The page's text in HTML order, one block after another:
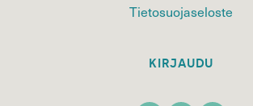
Tietosuojaseloste
KIRJAUDU